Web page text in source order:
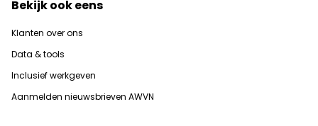
Bekijk ook eens
Klanten over ons
Data & tools
Inclusief werkgeven
Aanmelden nieuwsbrieven AWVN